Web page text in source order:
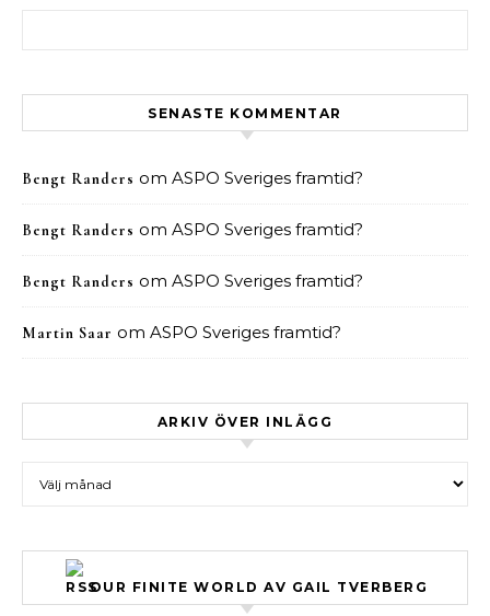
SENASTE KOMMENTAR
Bengt Randers om ASPO Sveriges framtid?
Bengt Randers om ASPO Sveriges framtid?
Bengt Randers om ASPO Sveriges framtid?
Martin Saar om ASPO Sveriges framtid?
ARKIV ÖVER INLÄGG
OUR FINITE WORLD AV GAIL TVERBERG